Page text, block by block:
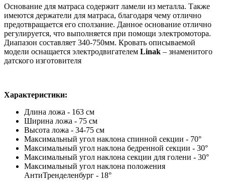
Основание для матраса содержит ламели из металла. Также
имеются держатели для матраса, благодаря чему отлично
предотвращается его сползание. Данное основание отлично
регулируется, что выполняется при помощи электромотора.
Диапазон составляет 340-750мм. Кровать описываемой
модели оснащается электродвигателем Linak – знаменитого
датского изготовителя
Характеристики:
Длина ложа - 163 см
Ширина ложа - 75 см
Высота ложа - 34-75 см
Максимальный угол наклона спинной секции - 70°
Максимальный угол наклона бедренной секции - 30°
Максимальный угол наклона секции для голени - 30°
Максимальный угол наклона положения
АнтиТренделенбург - 18°